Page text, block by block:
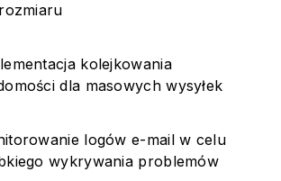
kolejkowania
dla masowych wysyłek
logów e-mail w celu
wykrywania problemów